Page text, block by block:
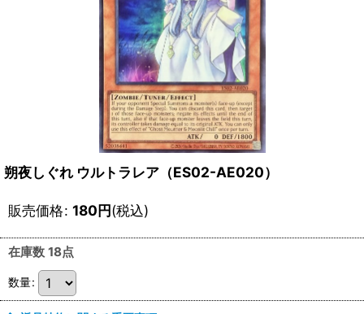
朔夜しぐれ ウルトラレア（ES02-AE020）
販売価格: 180円(税込)
在庫数 18点
数量: